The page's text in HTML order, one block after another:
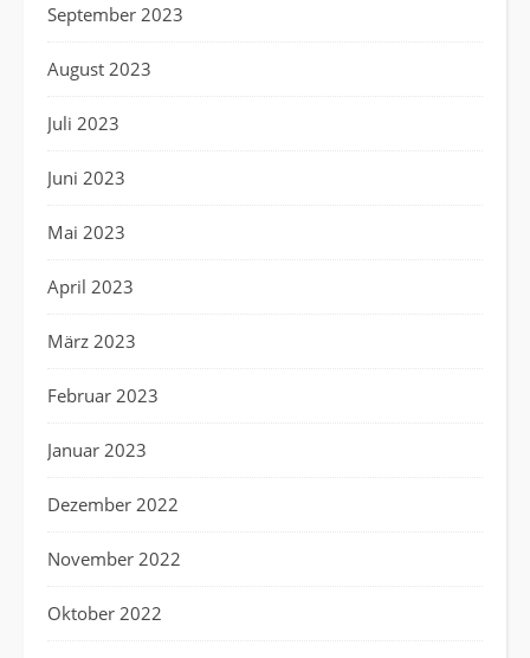
September 2023
August 2023
Juli 2023
Juni 2023
Mai 2023
April 2023
März 2023
Februar 2023
Januar 2023
Dezember 2022
November 2022
Oktober 2022